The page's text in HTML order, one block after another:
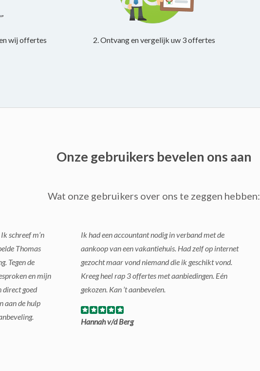
wij offertes
2. Ontvang en vergelijk uw 3 offertes
Onze gebruikers bevelen ons aan
Wat onze gebruikers over ons te zeggen hebben:
schreef m’n
Thomas
Tegen de
en mijn
direct goed
aan de hulp
Ik had een accountant nodig in verband met de
aankoop van een vakantiehuis. Had zelf op internet
gezocht maar vond niemand die ik geschikt vond.
Kreeg heel rap 3 offertes met aanbiedingen. Eén
gekozen. Kan ’t aanbevelen.
Hannah v/d Berg